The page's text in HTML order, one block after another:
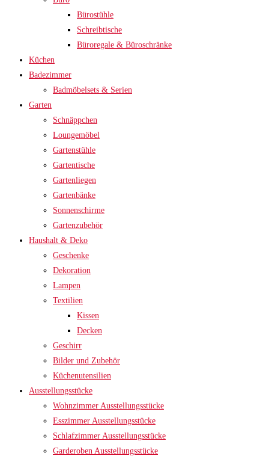
Bürostühle
Schreibtische
Büroregale & Büroschränke
Küchen
Badezimmer
Badmöbelsets & Serien
Garten
Schnäppchen
Loungemöbel
Gartenstühle
Gartentische
Gartenliegen
Gartenbänke
Sonnenschirme
Gartenzubehör
Haushalt & Deko
Geschenke
Dekoration
Lampen
Textilien
Kissen
Decken
Geschirr
Bilder und Zubehör
Küchenutensilien
Ausstellungsstücke
Wohnzimmer Ausstellungsstücke
Esszimmer Ausstellungsstücke
Schlafzimmer Ausstellungsstücke
Garderoben Ausstellungsstücke